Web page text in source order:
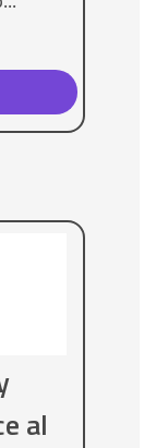
al